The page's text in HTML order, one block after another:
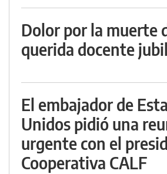
Dolor por la muerte
querida docente
El embajador de
Unidos pidió una
urgente con el
Cooperativa CALF